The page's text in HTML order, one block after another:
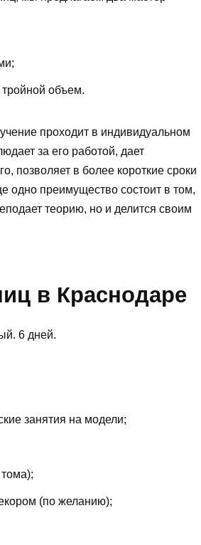
объем.
проходит в индивидуальном
за его работой, дает
позволяет в более короткие сроки
одно преимущество состоит в том,
теорию, но и делится своим
в Краснодаре
6 дней.
занятия на модели;
(по желанию);